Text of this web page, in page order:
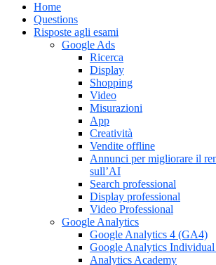
Home
Questions
Risposte agli esami
Google Ads
Ricerca
Display
Shopping
Video
Misurazioni
App
Creatività
Vendite offline
Annunci per migliorare il
sull’AI
Search professional
Display professional
Video Professional
Google Analytics
Google Analytics 4 (GA4)
Google Analytics
Analytics Academy